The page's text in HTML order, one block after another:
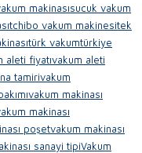
makinasısucuk vakum
tchibo vakum makinesitek
türk vakumtürkiye
aleti fiyatıvakum aleti
tamirivakum
vakum makinası
makinası
poşetvakum makinası
sanayi tipiVakum